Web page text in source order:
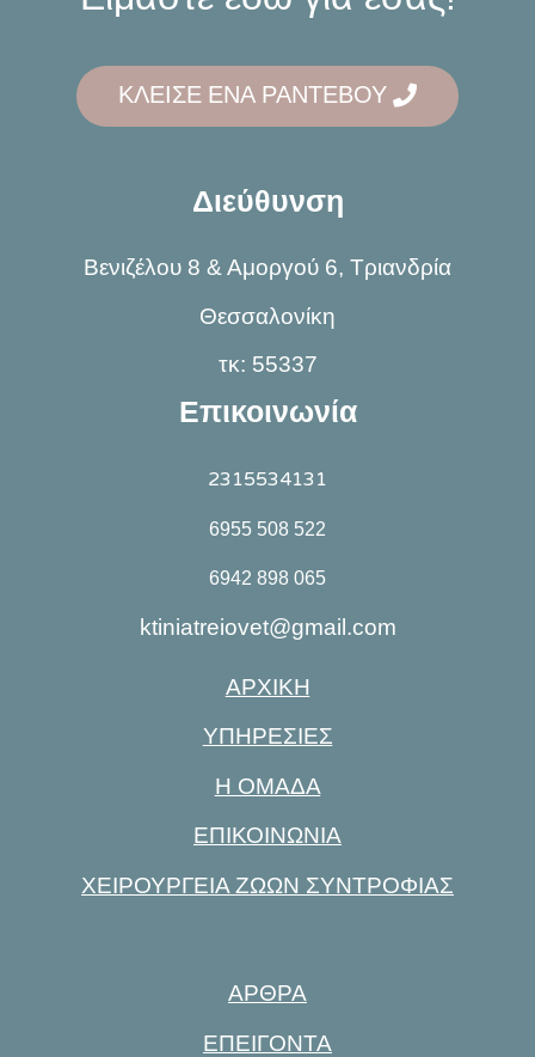
ΚΛΕΙΣΕ ΕΝΑ ΡΑΝΤΕΒΟΥ
Διεύθυνση
Βενιζέλου 8 & Αμοργού 6, Τριανδρία
Θεσσαλονίκη
τκ: 55337
Επικοινωνία
2315534131
6955 508 522
6942 898 065
ktiniatreiovet@gmail.com
ΑΡΧΙΚΗ
ΥΠΗΡΕΣΙΕΣ
Η ΟΜΑΔΑ
ΕΠΙΚΟΙΝΩΝΙΑ
ΧΕΙΡΟΥΡΓΕΙΑ ΖΩΩΝ ΣΥΝΤΡΟΦΙΑΣ
ΑΡΘΡΑ
ΕΠΕΙΓΟΝΤΑ